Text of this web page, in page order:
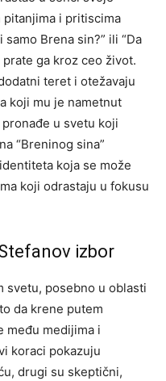
i pritiscima
Brena sin?” ili “Da
ga kroz ceo život.
teret i otežavaju
koji mu je nametnut
u svetu koji
“Breninog sina”
koja se može
koji odrastaju u fokusu
izbor
svetu, posebno u oblasti
da krene putem
među medijima i
koraci pokazuju
drugi su skeptični,